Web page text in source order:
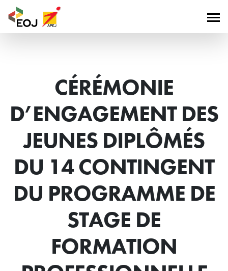
CÉRÉMONIE
D’ENGAGEMENT DES
JEUNES DIPLÔMÉS
DU 14 CONTINGENT
DU PROGRAMME DE
STAGE DE
FORMATION